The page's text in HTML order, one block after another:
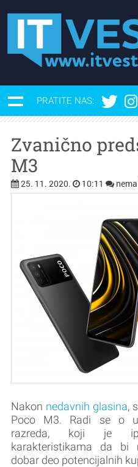
PRATITE NAS:
Zvanično
M3
25. 11. 2020. 10:11
Nakon nedavnih glasina,
Poco M3. Radi se o
razreda, koji je
karakteristikama da bi
dobar deo potencijalnih